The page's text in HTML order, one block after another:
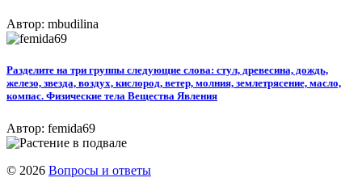
Автор: mbudilina
Разделите на три группы следующие слова: стул, древесина, дождь,
железо, звезда, воздух, кислород, ветер, молния, землетрясение, масло,
компас. Физические тела Вещества Явления
Автор: femida69
© 2026 Вопросы и ответы